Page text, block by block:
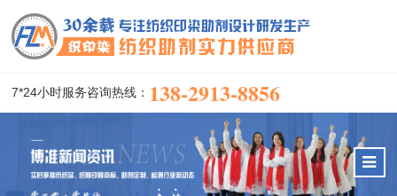
7*24小时服务咨询热线： 138-2913-8856